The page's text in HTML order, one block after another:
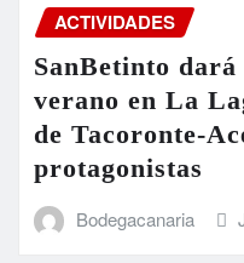
ACTIVIDADES
SanBetinto
verano en La
de Tacoronte-
protagonistas
Bodegacanaria